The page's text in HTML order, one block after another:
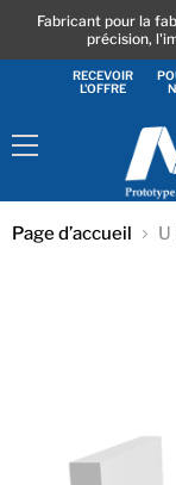
Fabricant pour la
précision,
RECEVOIR
L'OFFRE
Page d’accueil U